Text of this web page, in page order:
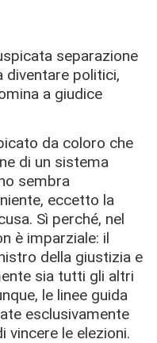
separazione
diventare politici,
a giudice
da coloro che
di un sistema
sembra
eccetto la
Sì perché, nel
è imparziale: il
della giustizia e
sia tutti gli altri
le linee guida
esclusivamente
vincere le elezioni.